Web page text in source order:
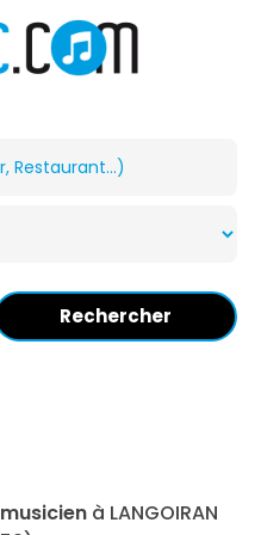
Rechercher
musicienà LANGOIRAN